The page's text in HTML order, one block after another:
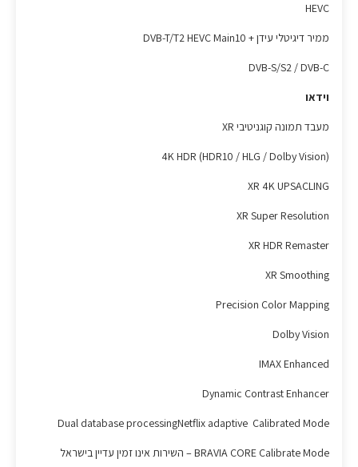
HEVC
ממיר דיגיטלי עידן + DVB-T/T2 HEVC Main10
DVB-S/S2 / DVB-C
וידאו
מעבד תמונה קוגניטיבי XR
4K HDR (HDR10 / HLG / Dolby Vision)
XR 4K UPSACLING
XR Super Resolution
XR HDR Remaster
XR Smoothing
Precision Color Mapping
Dolby Vision
IMAX Enhanced
Dynamic Contrast Enhancer
Dual database processingNetflix adaptive Calibrated Mode
BRAVIA CORE Calibrate Mode – השירות אינו זמין עדיין בישראל